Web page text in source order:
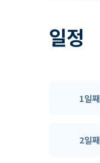
일정
1일째
2일째